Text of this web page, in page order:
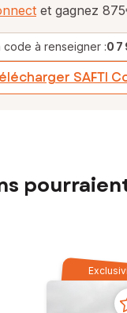
et gagnez
code à renseigner :
SAFTI